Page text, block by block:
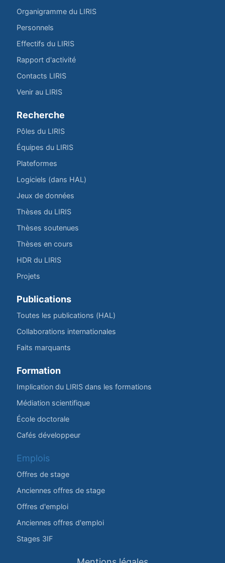
Organigramme du LIRIS
Personnels
Effectifs du LIRIS
Rapport d'activité
Contacts LIRIS
Venir au LIRIS
Recherche
Pôles du LIRIS
Équipes du LIRIS
Plateformes
Logiciels (dans HAL)
Jeux de données
Thèses du LIRIS
Thèses soutenues
Thèses en cours
HDR du LIRIS
Projets
Publications
Toutes les publications (HAL)
Collaborations internationales
Faits marquants
Formation
Implication du LIRIS dans les formations
Médiation scientifique
École doctorale
Cafés développeur
Emplois
Offres de stage
Anciennes offres de stage
Offres d'emploi
Anciennes offres d'emploi
Stages 3IF